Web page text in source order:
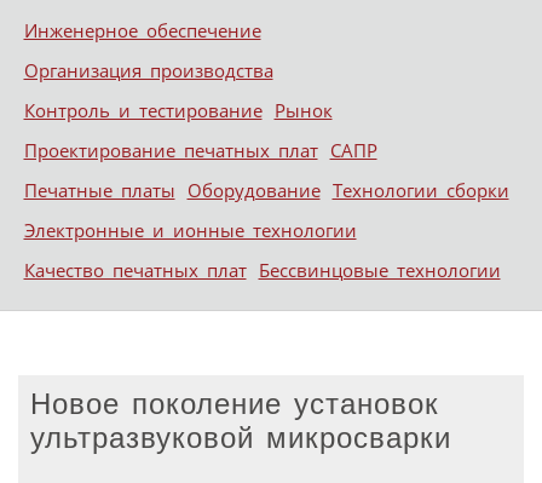
Меню
Skip to content
Инженерное обеспечение
Организация производства
Контроль и тестирование Рынок
Проектирование печатных плат САПР
Печатные платы Оборудование Технологии сборки
Электронные и ионные технологии
Качество печатных плат Бессвинцовые технологии
Новое поколение установок
ультразвуковой микросварки